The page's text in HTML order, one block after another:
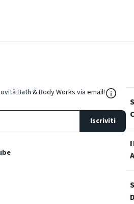
Bath & Body Works via email!
Iscriviti